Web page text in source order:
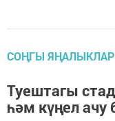
СОҢГЫ ЯҢАЛЫКЛАР
Туештагы
һәм күңел